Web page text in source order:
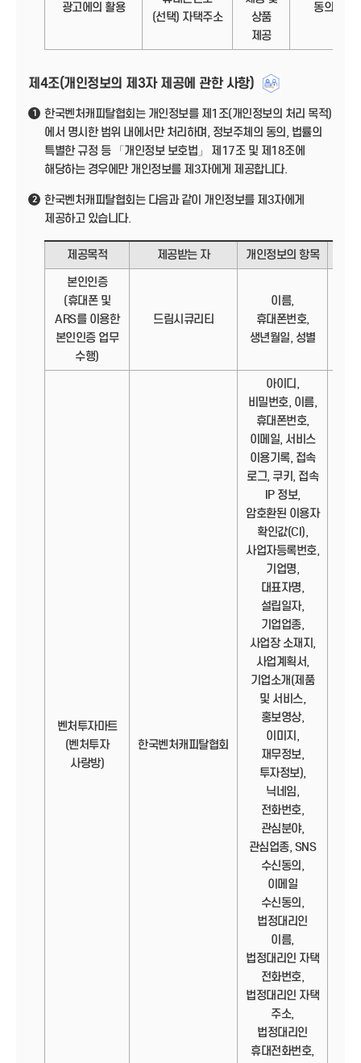
광고에의 활용
(선택) 자택주소
상품
제공
동의
제4조(개인정보의 제3자 제공에 관한 사항)
1
한국벤처캐피탈협회는 개인정보를 제1조(개인정보의 처리 목적)
에서 명시한 범위 내에서만 처리하며, 정보주체의 동의, 법률의
특별한 규정 등 「개인정보 보호법」 제17조 및 제18조에
해당하는 경우에만 개인정보를 제3자에게 제공합니다.
2
한국벤처캐피탈협회는 다음과 같이 개인정보를 제3자에게
제공하고 있습니다.
제공목적 제공받는 자 개인정보의 항목
본인인증
(휴대폰 및
ARS를 이용한
본인인증 업무
수행)
드림시큐리티
이름,
휴대폰번호,
생년월일, 성별
벤처투자마트
(벤처투자
사랑방)
한국벤처캐피탈협회
아이디,
비밀번호, 이름,
휴대폰번호,
이메일, 서비스
이용기록, 접속
로그, 쿠키, 접속
IP 정보,
암호환된 이용자
확인값(CI),
사업자등록번호,
기업명,
대표자명,
설립일자,
기업업종,
사업장 소재지,
사업계획서,
기업소개(제품
및 서비스,
홍보영상,
이미지,
재무정보,
투자정보),
닉네임,
전화번호,
관심분야,
관심업종, SNS
수신동의,
이메일
수신동의,
법정대리인
이름,
법정대리인 자택
전화번호,
법정대리인 자택
주소,
법정대리인
휴대전화번호,